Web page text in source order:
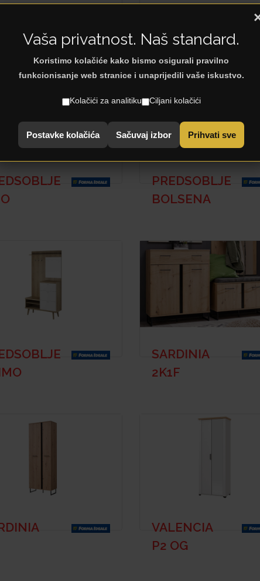
2K
2K1F
PREDSOBLJE
BOLSENA
SARDINIA
2K1F
VALENCIA
P2 OG
Vaša privatnost. Naš standard.
Koristimo kolačiće kako bismo osigurali pravilno
funkcionisanje web stranice i unaprijedili vaše iskustvo.
Kolačići za analitiku Ciljani kolačići
Postavke kolačića Sačuvaj izbor Prihvati sve